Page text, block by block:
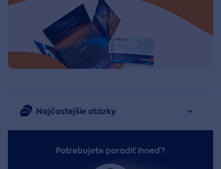
Najčastejšie otázky
Potrebujete poradiť ihneď?